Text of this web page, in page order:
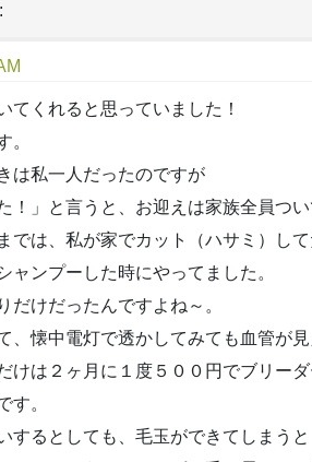
てくれると思っていました！
。
は私一人だったのですが
！」と言うと、お迎えは家族全員つい
では、私が家でカット（ハサミ）して
ャンプーした時にやってました。
だけだったんですよね～。
、懐中電灯で透かしてみても血管が見
けは２ヶ月に１度５００円でブリー
す。
するとしても、毛玉ができてしまうと